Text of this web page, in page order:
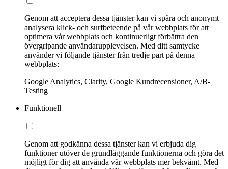
Genom att acceptera dessa tjänster kan vi spåra och anonymt
analysera klick- och surfbeteende på vår webbplats för att
optimera vår webbplats och kontinuerligt förbättra den
övergripande användarupplevelsen. Med ditt samtycke
använder vi följande tjänster från tredje part på denna
webbplats:
Google Analytics, Clarity, Google Kundrecensioner, A/B-
Testing
Funktionell
Genom att godkänna dessa tjänster kan vi erbjuda dig
funktioner utöver de grundläggande funktionerna och göra det
möjligt för dig att använda vår webbplats mer bekvämt. Med